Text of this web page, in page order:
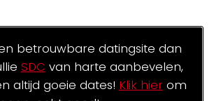
betrouwbare datingsite dan
SDC van harte aanbevelen,
altijd goeie dates! Klik hierom